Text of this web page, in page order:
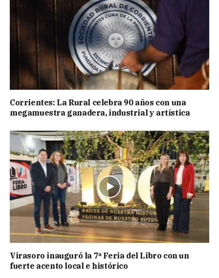
Corrientes: La Rural celebra 90 años con una
megamuestra ganadera, industrial y artística
Virasoro inauguró la 7ª Feria del Libro con un
fuerte acento local e histórico